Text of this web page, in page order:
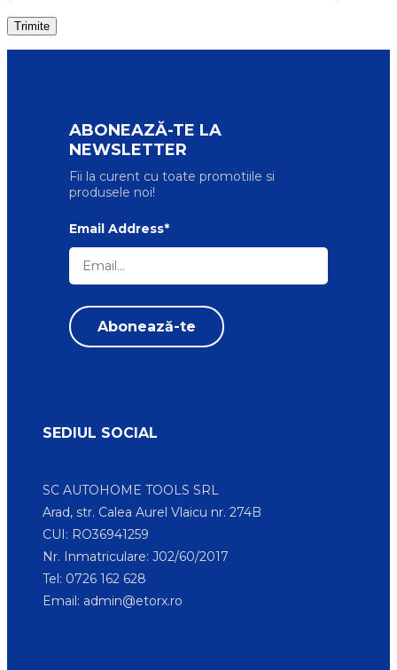
ABONEAZĂ-TE LA
NEWSLETTER
Fii la curent cu toate promotiile si
produsele noi!
Email Address*
SEDIUL SOCIAL
SC AUTOHOME TOOLS SRL
Arad, str. Calea Aurel Vlaicu nr. 274B
CUI: RO36941259
Nr. Inmatriculare: J02/60/2017
Tel: 0726 162 628
Email: admin@etorx.ro